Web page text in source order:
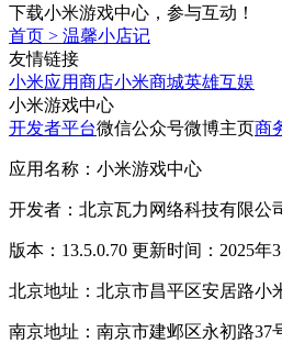
下载小米游戏中心，参与互动！
首页 > 温馨小店记
友情链接
小米应用商店小米商城英雄互娱
小米游戏中心
开发者平台微信公众号微博主页商
应用名称：小米游戏中心
开发者：北京瓦力网络科技有限公
版本：13.5.0.70 更新时间：2025年3
北京地址：北京市昌平区安居路小
南京地址：南京市建邺区永初路37